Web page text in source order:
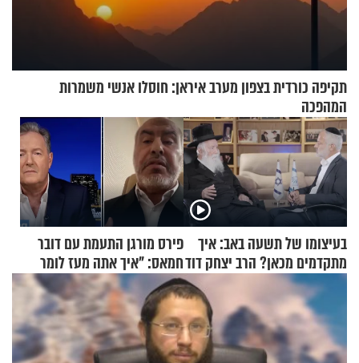
תקיפה כורדית בצפון מערב איראן: חוסלו אנשי משמרות
המהפכה
בעיצומו של תשעה באב: איך
מתקדמים מכאן? הרב יצחק דוד
גרוסמן בשיחה מיוחדת
פירס מורגן התעמת עם דובר
חמאס: "איך אתה מעז לומר
שלא ביצעתם פשעי מלחמה?!"